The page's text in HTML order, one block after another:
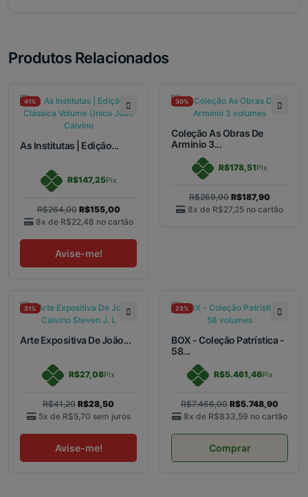
Produtos Relacionados
41%
As Institutas | Edição...
R$147,25Pix
R$264,00 R$155,00
8x de R$22,48 no cartão
Avise-me!
30%
Coleção As Obras De
Arminio 3...
R$178,51Pix
R$269,90 R$187,90
8x de R$27,25 no cartão
31%
Arte Expositiva De João...
R$27,08Pix
R$41,20 R$28,50
5x de R$5,70 sem juros
Avise-me!
23%
BOX - Coleção Patrística -
58...
R$5.461,46Pix
R$7.466,00 R$5.748,90
8x de R$833,59 no cartão
Comprar